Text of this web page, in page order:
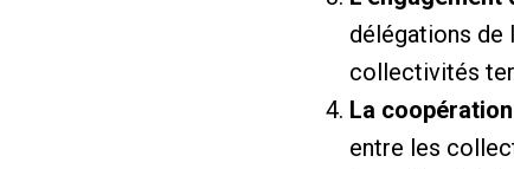
délégations de
collectivités
La
entre les